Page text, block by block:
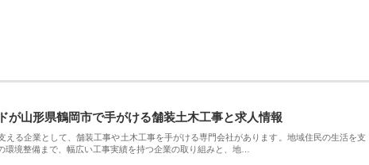
が山形県鶴岡市で手がける舗装土木工事と求人情報
える企業として、舗装工事や土木工事を手がける専門会社があります。地域住民の生活を支
環境整備まで、幅広い工事実績を持つ企業の取り組みと、地…